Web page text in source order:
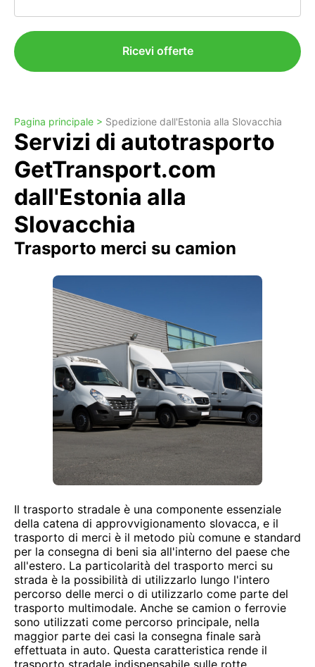
Ricevi offerte
Pagina principale > Spedizione dall'Estonia alla Slovacchia
Servizi di autotrasporto
GetTransport.com
dall'Estonia alla
Slovacchia
Trasporto merci su camion
Il trasporto stradale è una componente essenziale
della catena di approvvigionamento slovacca, e il
trasporto di merci è il metodo più comune e standard
per la consegna di beni sia all'interno del paese che
all'estero. La particolarità del trasporto merci su
strada è la possibilità di utilizzarlo lungo l'intero
percorso delle merci o di utilizzarlo come parte del
trasporto multimodale. Anche se camion o ferrovie
sono utilizzati come percorso principale, nella
maggior parte dei casi la consegna finale sarà
effettuata in auto. Questa caratteristica rende il
trasporto stradale indispensabile sulle rotte